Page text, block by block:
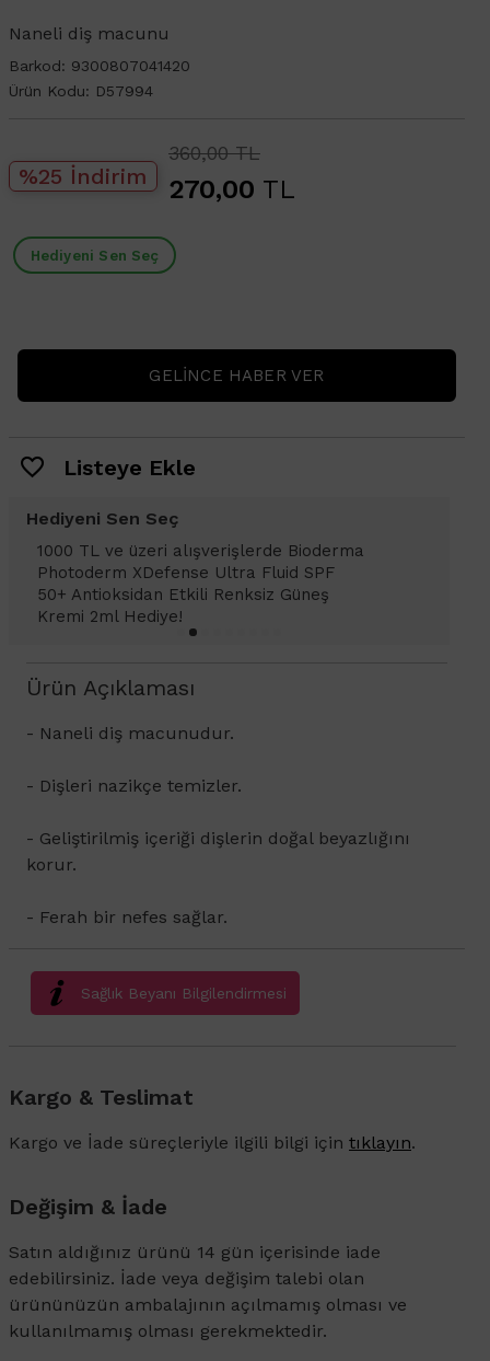
Naneli diş macunu
Barkod: 9300807041420
Ürün Kodu: D57994
%25 İndirim
360,00 TL
270,00 TL
Hediyeni Sen Seç
GELINCE HABER VER
Listeye Ekle
Hediyeni Sen Seç
1000 TL ve üzeri alışverişlerde Bioderma
Photoderm XDefense Ultra Fluid SPF
50+ Antioksidan Etkili Renksiz Güneş
Kremi 2ml Hediye!
Ürün Açıklaması
- Naneli diş macunudur.
- Dişleri nazikçe temizler.
- Geliştirilmiş içeriği dişlerin doğal beyazlığını
korur.
- Ferah bir nefes sağlar.
Sağlık Beyanı Bilgilendirmesi
Kargo & Teslimat
Kargo ve İade süreçleriyle ilgili bilgi için tıklayın.
Değişim & İade
Satın aldığınız ürünü 14 gün içerisinde iade
edebilirsiniz. İade veya değişim talebi olan
ürününüzün ambalajının açılmamış olması ve
kullanılmamış olması gerekmektedir.